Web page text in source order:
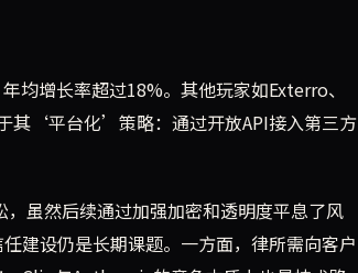
均增长率超过18%。其他玩家如Exterro、
其‘平台化’策略：通过开放API接入第三方
虽然后续通过加强加密和透明度平息了风
建设仍是长期课题。一方面，律所需向客户